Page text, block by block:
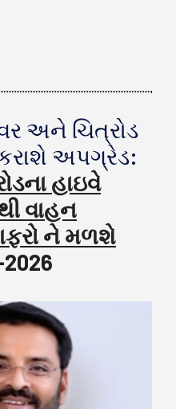
અને ચિત્રોડ
કરાશે અપગ્રેડ:
હાઇવે
વાહન
ને મળશે